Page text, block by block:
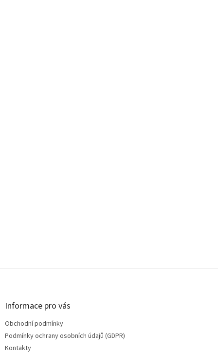
Z
Informace pro vás
Obchodní podmínky
Podmínky ochrany osobních údajů (GDPR)
Kontakty